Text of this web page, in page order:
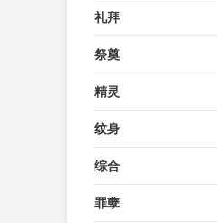
礼拜
祭奠
精灵
纹身
综合
罪孽